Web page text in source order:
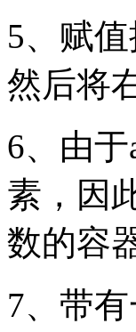
5、赋
然后将
6、由
素，因
数的容
7、带